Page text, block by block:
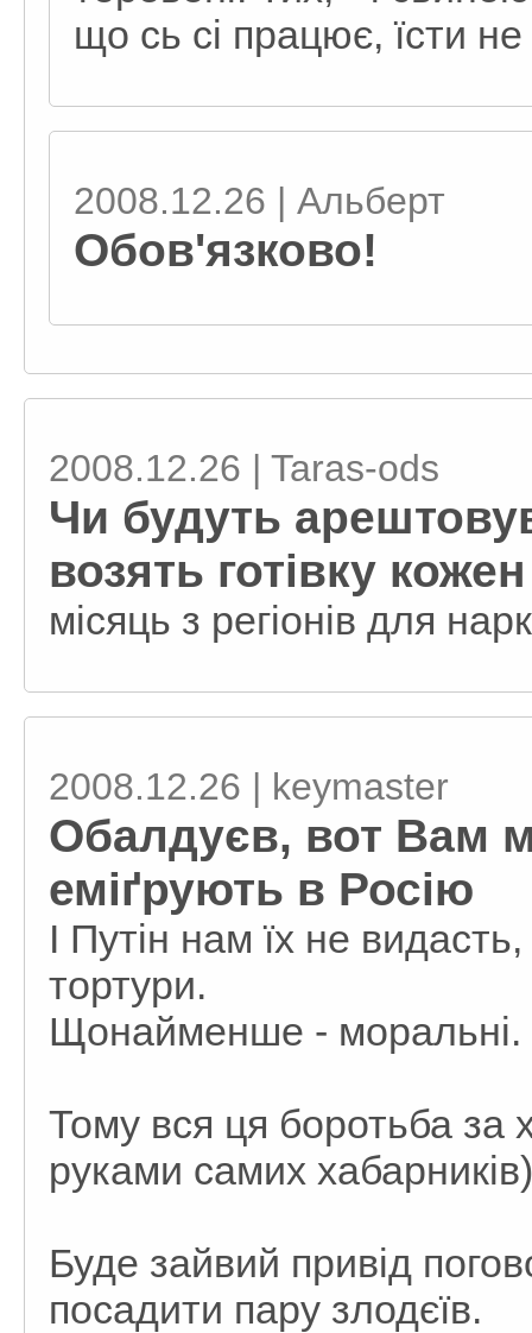
що сь сі працює, їсти
2008.12.26 | Альберт
Обов'язково!
2008.12.26 | Taras-ods
Чи будуть
возять готівку кожен
місяць з регіонів для
2008.12.26 | keymaster
Обалдуєв, вот Вам
еміґрують в Росію
І Путін нам їх не
тортури.
Щонайменше - моральні.
Тому вся ця боротьба
руками самих
Буде зайвий привід
посадити пару злодєїв.